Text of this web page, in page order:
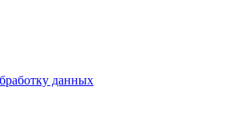
данных